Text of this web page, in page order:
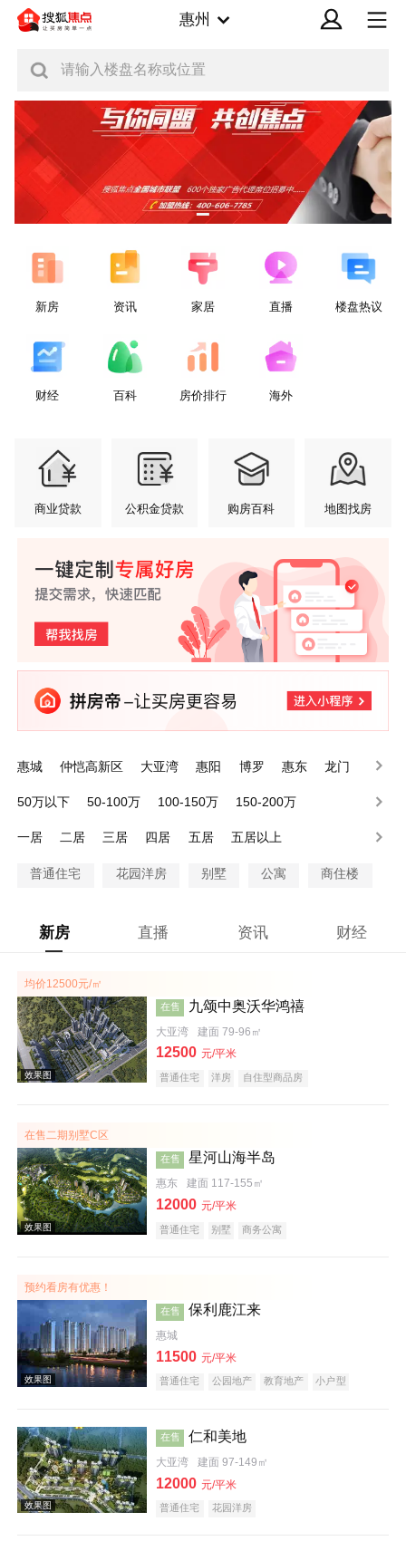
惠州
请输入楼盘名称或位置
新房 资讯 家居 直播 楼盘热议
财经 百科 房价排行 海外
商业贷款 公积金贷款 购房百科 地图找房
惠城 仲恺高新区 大亚湾 惠阳 博罗 惠东 龙门
50万以下 50-100万 100-150万
150-200万
一居
二居 三居 四居 五居 五居以上
普通住宅 花园洋房 别墅 公寓 商住楼
新房 直播 资讯 财经
均价12500元/㎡
效果图
在售 九颂中奥沃华鸿禧
大亚湾 建面 79-96㎡
12500 元/平米
普通住宅 洋房 自住型商品房
在售二期别墅C区
效果图
在售 星河山海半岛
惠东 建面 117-155㎡
12000 元/平米
普通住宅 别墅 商务公寓
预约看房有优惠！
在售 保利鹿江来
惠城
11500 元/平米
普通住宅 公园地产 教育地产 小户型
在售 仁和美地
大亚湾 建面 97-149㎡
12000 元/平米
普通住宅 花园洋房